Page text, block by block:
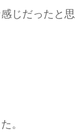
じだったと思
。